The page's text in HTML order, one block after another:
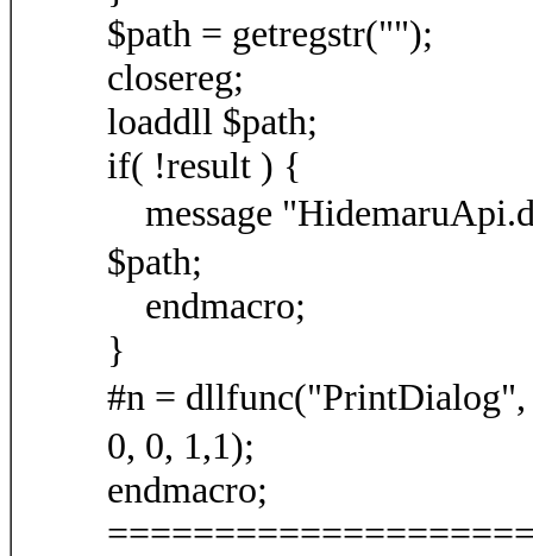
$path = getregstr("");
closereg;
loaddll $path;
if( !result ) {
message
$path;
endmacro;
}
#n =
0, 0, 1,1);
endmacro;